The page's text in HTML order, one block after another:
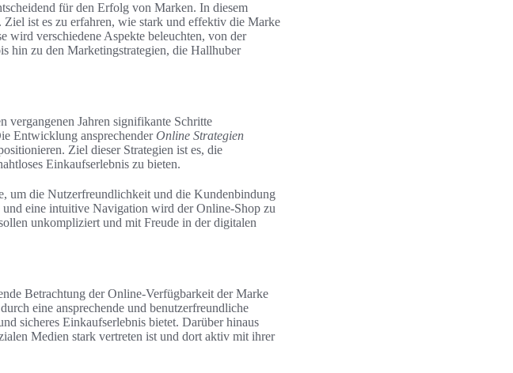
für den Erfolg von Marken. In diesem
ist es zu erfahren, wie stark und effektiv die Marke
verschiedene Aspekte beleuchten, von der
hin zu den Marketingstrategien, die Hallhuber
vergangenen Jahren signifikante Schritte
Entwicklung ansprechenderOnline Strategien
Ziel dieser Strategien ist es, die
Einkaufserlebnis zu bieten.
um die Nutzerfreundlichkeit und die Kundenbindung
und eine intuitive Navigation wird der Online-Shop zu
unkompliziert und mit Freude in der digitalen
Betrachtung der Online-Verfügbarkeit der Marke
eine ansprechende und benutzerfreundliche
sicheres Einkaufserlebnis bietet. Darüber hinaus
Medien stark vertreten ist und dort aktiv mit ihrer